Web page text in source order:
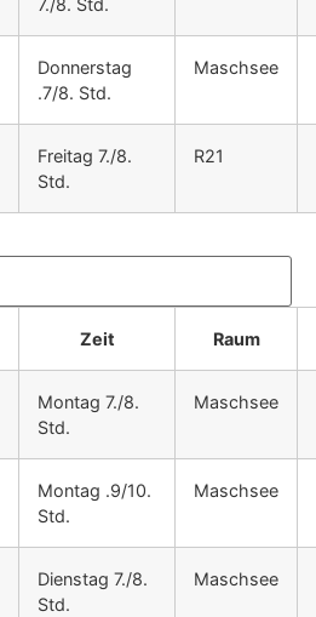
7./8. Std.
Donnerstag
.7/8. Std.
Maschsee
Freitag 7./8.
Std.
R21
Zeit Raum
Montag 7./8.
Std.
Maschsee
Montag .9/10.
Std.
Maschsee
Dienstag 7./8.
Std.
Maschsee